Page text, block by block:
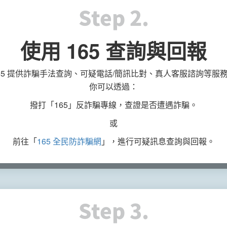
Step 2.
使用 165 查詢與回報
提供詐騙手法查詢、可疑電話/簡訊比對、真人客服諮詢等服
你可以透過：
撥打「165」反詐騙專線，查證是否遭遇詐騙。
或
前往「165 全民防詐騙網 」，進行可疑訊息查詢與回報。
Step 3.